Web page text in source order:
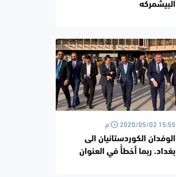
البيشمركه
2020/05/02 15:55 م
الوفدان الكوردستانيان الى
بغداد. ربما أخطأْ في العنوان